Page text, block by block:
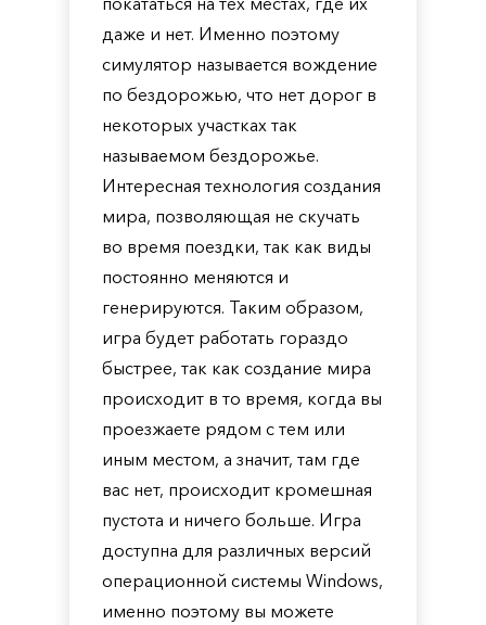
даже и нет. Именно поэтому
симулятор называется вождение
по бездорожью, что нет дорог в
некоторых участках так
называемом бездорожье.
Интересная технология создания
мира, позволяющая не скучать
во время поездки, так как виды
постоянно меняются и
генерируются. Таким образом,
игра будет работать гораздо
быстрее, так как создание мира
происходит в то время, когда вы
проезжаете рядом с тем или
иным местом, а значит, там где
вас нет, происходит кромешная
пустота и ничего больше. Игра
доступна для различных версий
операционной системы Windows,
именно поэтому вы можете